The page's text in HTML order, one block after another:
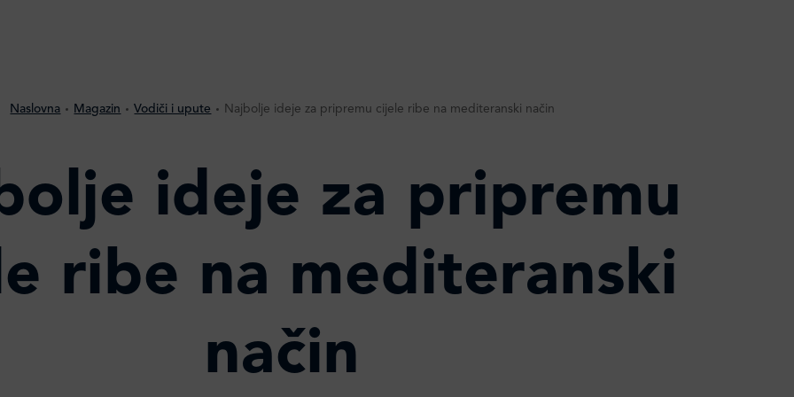
Naslovna Magazin Vodiči i upute Najbolje ideje za pripremu cijele ribe na mediteranski način
ideje za pripremu
ribe na mediteranski
način